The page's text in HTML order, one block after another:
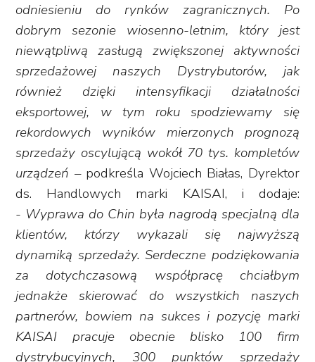
odniesieniu do rynków zagranicznych. Po
dobrym sezonie wiosenno-letnim, który jest
niewątpliwą zasługą zwiększonej aktywności
sprzedażowej naszych Dystrybutorów, jak
również dzięki intensyfikacji działalności
eksportowej, w tym roku spodziewamy się
rekordowych wyników mierzonych prognozą
sprzedaży oscylującą wokół 70 tys. kompletów
urządzeń – podkreśla Wojciech Białas, Dyrektor
ds. Handlowych marki KAISAI, i dodaje:
- Wyprawa do Chin była nagrodą specjalną dla
klientów, którzy wykazali się najwyższą
dynamiką sprzedaży. Serdeczne podziękowania
za dotychczasową współpracę chciałbym
jednakże skierować do wszystkich naszych
partnerów, bowiem na sukces i pozycję marki
KAISAI pracuje obecnie blisko 100 firm
dystrybucyjnych, 300 punktów sprzedaży